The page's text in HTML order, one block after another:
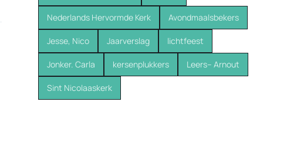
Nederlands Hervormde Kerk Avondmaalsbekers
Jesse, Nico Jaarverslag lichtfeest
Jonker. Carla kersenplukkers Leers-- Arnout
Sint Nicolaaskerk